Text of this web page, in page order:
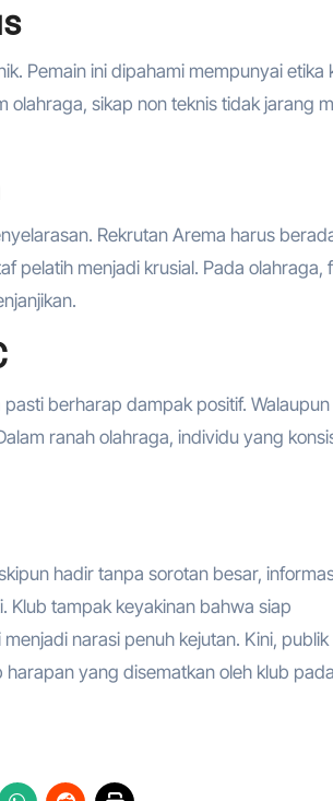
Pemain ini dipahami mempunyai etika
sikap non teknis tidak jarang
Rekrutan Arema harus
pelatih menjadi krusial. Pada olahraga,
berharap dampak positif. Walaupun
ranah olahraga, individu yang
hadir tanpa sorotan besar,
tampak keyakinan bahwa siap
narasi penuh kejutan. Kini, publik
yang disematkan oleh klub pada